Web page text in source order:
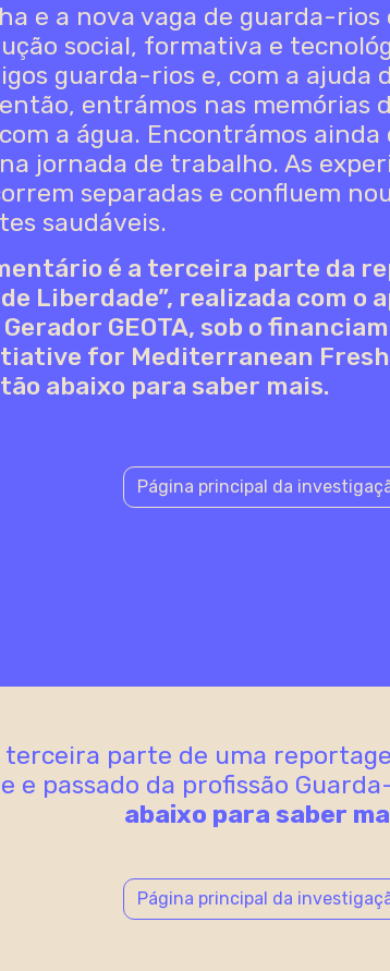
e a nova vaga de guarda-rios
social, formativa e
guarda-rios e, com a ajuda
entrámos nas memórias
a água. Encontrámos
jornada de trabalho. As
separadas e confluem
saudáveis.
é a terceira parte da
Liberdade”, realizada com o
GEOTA, sob o
for Mediterranean
abaixo para saber mais.
Página principal da
terceira parte de uma
e passado da profissão
abaixo para saber
Página principal da